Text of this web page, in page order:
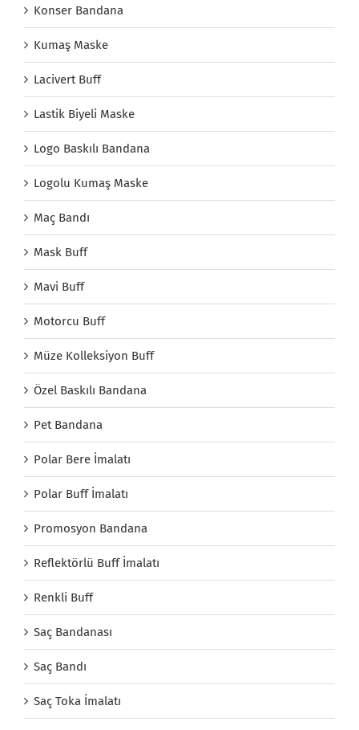
Konser Bandana
Kumaş Maske
Lacivert Buff
Lastik Biyeli Maske
Logo Baskılı Bandana
Logolu Kumaş Maske
Maç Bandı
Mask Buff
Mavi Buff
Motorcu Buff
Müze Kolleksiyon Buff
Özel Baskılı Bandana
Pet Bandana
Polar Bere İmalatı
Polar Buff İmalatı
Promosyon Bandana
Reflektörlü Buff İmalatı
Renkli Buff
Saç Bandanası
Saç Bandı
Saç Toka İmalatı